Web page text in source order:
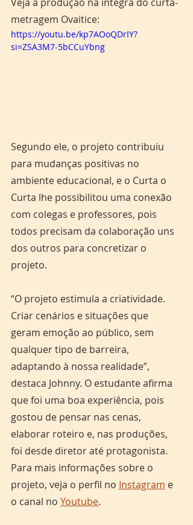
metragem Ovaitice:
https://youtu.be/kp7AOoQDrIY?
si=ZSA3M7-5bCCuYbng
Segundo ele, o projeto contribuiu
para mudanças positivas no
ambiente educacional, e o Curta o
Curta lhe possibilitou uma conexão
com colegas e professores, pois
todos precisam da colaboração uns
dos outros para concretizar o
projeto.
“O projeto estimula a criatividade.
Criar cenários e situações que
geram emoção ao público, sem
qualquer tipo de barreira,
adaptando à nossa realidade”,
destaca Johnny. O estudante afirma
que foi uma boa experiência, pois
gostou de pensar nas cenas,
elaborar roteiro e, nas produções,
foi desde diretor até protagonista.
Para mais informações sobre o
projeto, veja o perfil no Instagram e
o canal no Youtube.